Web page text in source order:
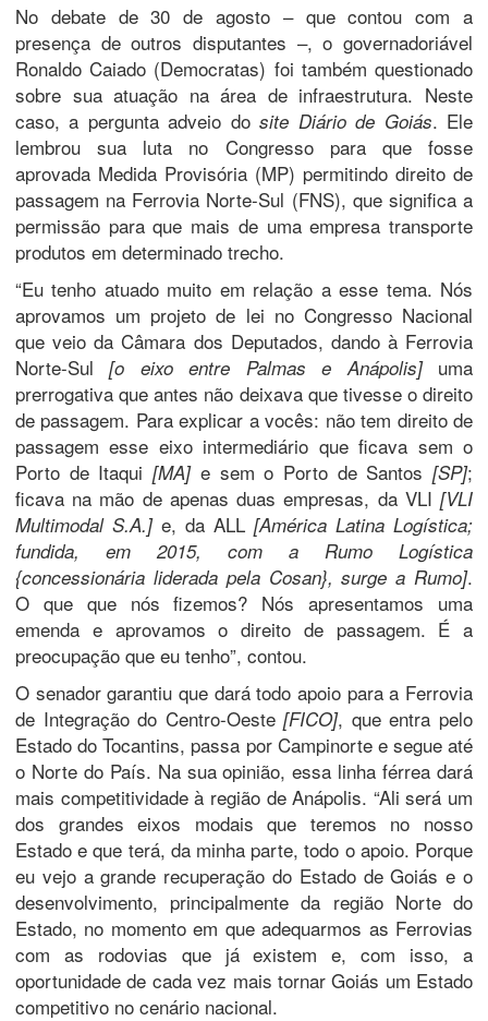
No debate de 30 de agosto – que contou com a
presença de outros disputantes –, o governadoriável
Ronaldo Caiado (Democratas) foi também questionado
sobre sua atuação na área de infraestrutura. Neste
caso, a pergunta adveio dosite Diário de Goiás. Ele
lembrou sua luta no Congresso para que fosse
aprovada Medida Provisória (MP) permitindo direito de
passagem na Ferrovia Norte-Sul (FNS), que significa a
permissão para que mais de uma empresa transporte
produtos em determinado trecho.
“Eu tenho atuado muito em relação a esse tema. Nós
aprovamos um projeto de lei no Congresso Nacional
que veio da Câmara dos Deputados, dando à Ferrovia
Norte-Sul[o eixo entre Palmas e Anápolis]uma
prerrogativa que antes não deixava que tivesse o direito
de passagem. Para explicar a vocês: não tem direito de
passagem esse eixo intermediário que ficava sem o
Porto de Itaqui[MA]e sem o Porto de Santos[SP];
ficava na mão de apenas duas empresas, da VLI [VLI
Multimodal S.A.]e, da ALL [América Latina Logística;
fundida, em 2015, com a Rumo Logística
{concessionária liderada pela Cosan}, surge a Rumo].
O que que nós fizemos? Nós apresentamos uma
emenda e aprovamos o direito de passagem. É a
preocupação que eu tenho”, contou.
O senador garantiu que dará todo apoio para a Ferrovia
de Integração do Centro-Oeste[FICO], que entra pelo
Estado do Tocantins, passa por Campinorte e segue até
o Norte do País. Na sua opinião, essa linha férrea dará
mais competitividade à região de Anápolis. “Ali será um
dos grandes eixos modais que teremos no nosso
Estado e que terá, da minha parte, todo o apoio. Porque
eu vejo a grande recuperação do Estado de Goiás e o
desenvolvimento, principalmente da região Norte do
Estado, no momento em que adequarmos as Ferrovias
com as rodovias que já existem e, com isso, a
oportunidade de cada vez mais tornar Goiás um Estado
competitivo no cenário nacional.